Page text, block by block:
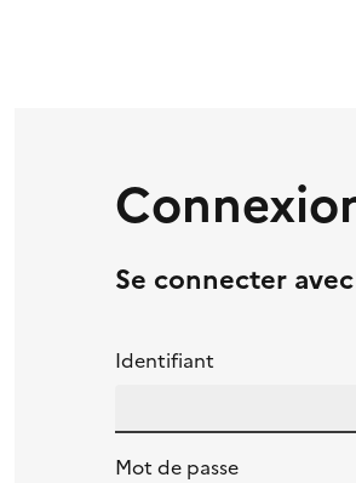
Se connecter
Identifiant
Mot de passe